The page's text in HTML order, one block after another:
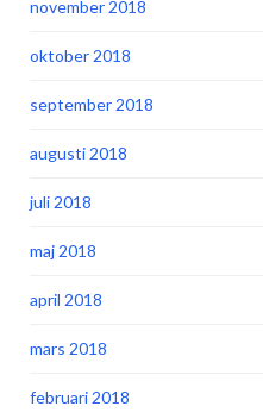
november 2018
oktober 2018
september 2018
augusti 2018
juli 2018
maj 2018
april 2018
mars 2018
februari 2018